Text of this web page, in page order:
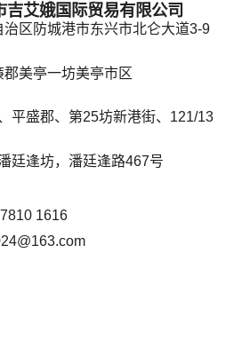
艾娥国际贸易有限公司
区防城港市东兴市北仑大道3-9
美亭一坊美亭市区
平盛郡、第25坊新港街、121/13
廷逢坊，潘廷逢路467号
1616